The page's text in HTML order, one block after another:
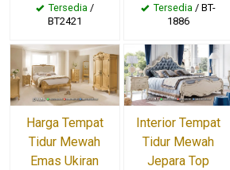
Tersedia/
BT2421
Tersedia / BT-
1886
Harga Tempat
Tidur Mewah
Emas Ukiran
Interior Tempat
Tidur Mewah
Jepara Top